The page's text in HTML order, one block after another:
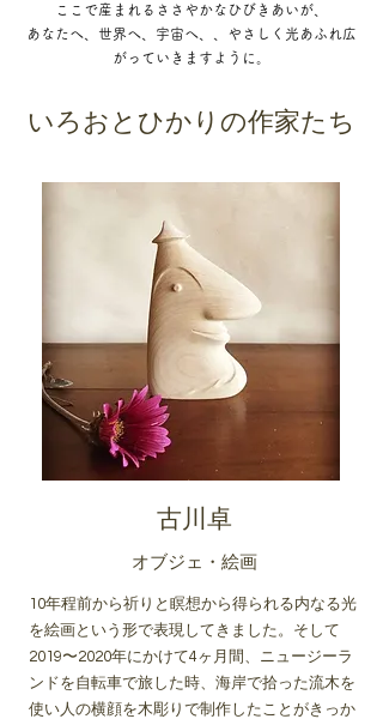
ここで産まれるささやかなひびきあいが、
あなたへ、世界へ、宇宙へ、、やさしく光あふれ広
がっていきますように。
いろおとひかりの作家たち
古川卓
オブジェ・絵画
10年程前から祈りと瞑想から得られる内なる光
を絵画という形で表現してきました。そして
2019〜2020年にかけて4ヶ月間、ニュージーラ
ンドを自転車で旅した時、海岸で拾った流木を
使い人の横顔を木彫りで制作したことがきっか